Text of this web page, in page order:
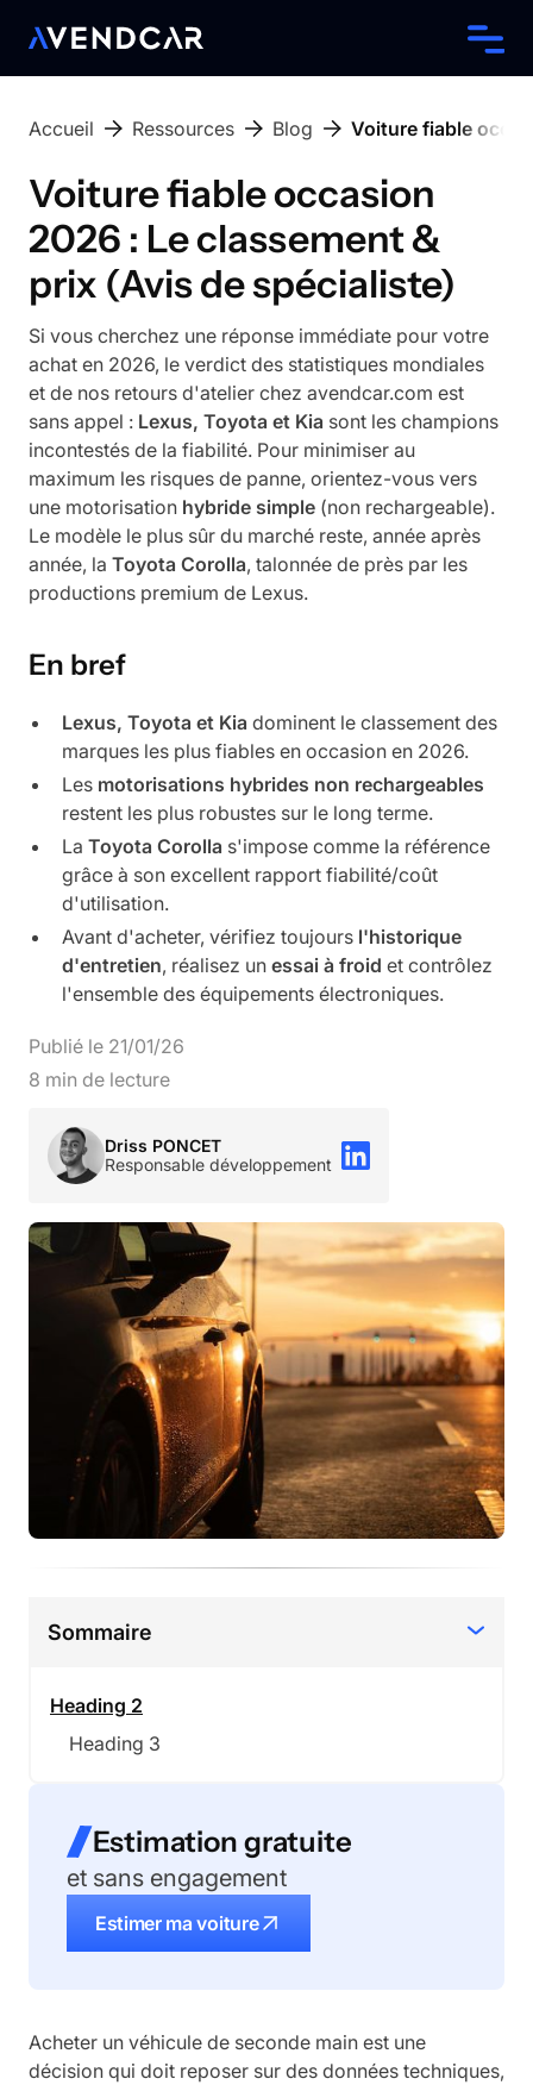
Accueil Ressources Blog Voiture fiable
Voiture fiable occasion
2026 : Le classement &
prix (Avis de spécialiste)
Si vous cherchez une réponse immédiate pour votre
achat en 2026, le verdict des statistiques mondiales
et de nos retours d'atelier chez avendcar.com est
sans appel : Lexus, Toyota et Kia sont les champions
incontestés de la fiabilité. Pour minimiser au
maximum les risques de panne, orientez-vous vers
une motorisation hybride simple (non rechargeable).
Le modèle le plus sûr du marché reste, année après
année, la Toyota Corolla, talonnée de près par les
productions premium de Lexus.
En bref
Lexus, Toyota et Kia dominent le classement des
marques les plus fiables en occasion en 2026.
Les motorisations hybrides non rechargeables
restent les plus robustes sur le long terme.
La Toyota Corolla s'impose comme la référence
grâce à son excellent rapport fiabilité/coût
d'utilisation.
Avant d'acheter, vérifiez toujours l'historique
d'entretien, réalisez un essai à froid et contrôlez
l'ensemble des équipements électroniques.
Publié le 21/01/26
8 min de lecture
Driss PONCET
Responsable développement
Sommaire
Heading 2
Heading 3
Estimation gratuite
et sans engagement
Estimer ma voiture
Acheter un véhicule de seconde main est une
décision qui doit reposer sur des données techniques,